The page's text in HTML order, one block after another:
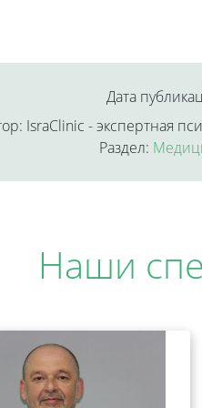
Дата
IsraClinic - экспертная
Раздел:
Наши